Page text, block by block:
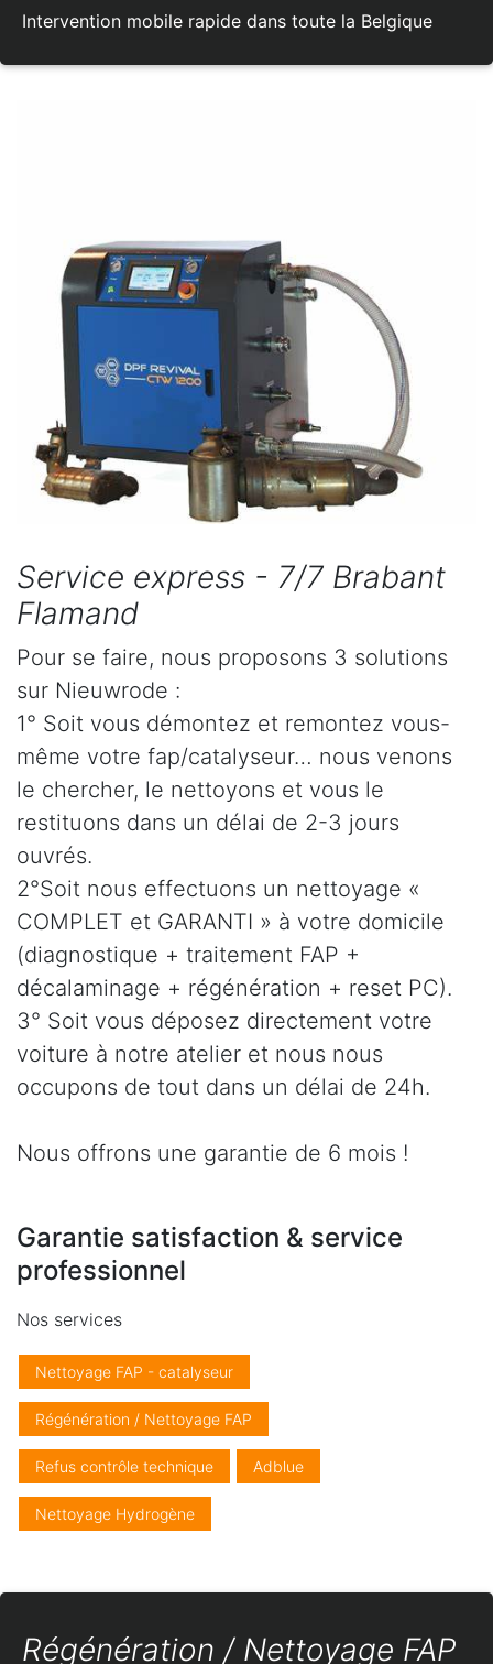
Intervention mobile rapide dans toute la Belgique
Service express - 7/7 Brabant
Flamand
Pour se faire, nous proposons 3 solutions
sur Nieuwrode :
1° Soit vous démontez et remontez vous-
même votre fap/catalyseur… nous venons
le chercher, le nettoyons et vous le
restituons dans un délai de 2-3 jours
ouvrés.
2°Soit nous effectuons un nettoyage «
COMPLET et GARANTI » à votre domicile
(diagnostique + traitement FAP +
décalaminage + régénération + reset PC).
3° Soit vous déposez directement votre
voiture à notre atelier et nous nous
occupons de tout dans un délai de 24h.
Nous offrons une garantie de 6 mois !
Garantie satisfaction & service
professionnel
Nos services
Nettoyage FAP - catalyseur
Régénération / Nettoyage FAP
Refus contrôle technique Adblue
Nettoyage Hydrogène
Régénération / Nettoyage FAP